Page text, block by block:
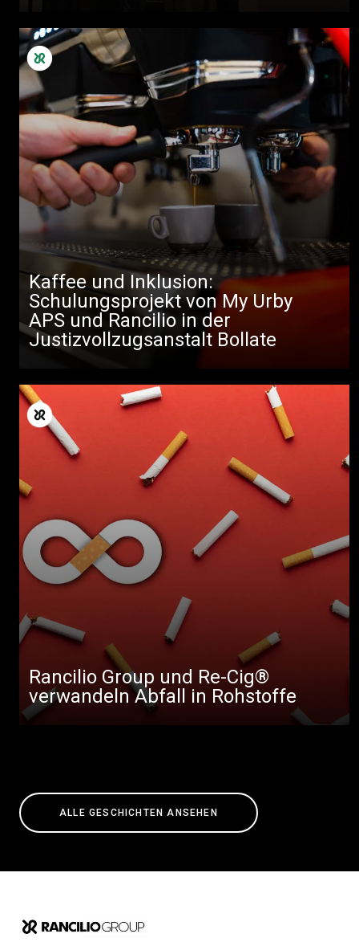
Kaffee und Inklusion:
Schulungsprojekt von My Urby
APS und Rancilio in der
Justizvollzugsanstalt Bollate
Rancilio Group und Re-Cig®
verwandeln Abfall in Rohstoffe
ALLE GESCHICHTEN ANSEHEN